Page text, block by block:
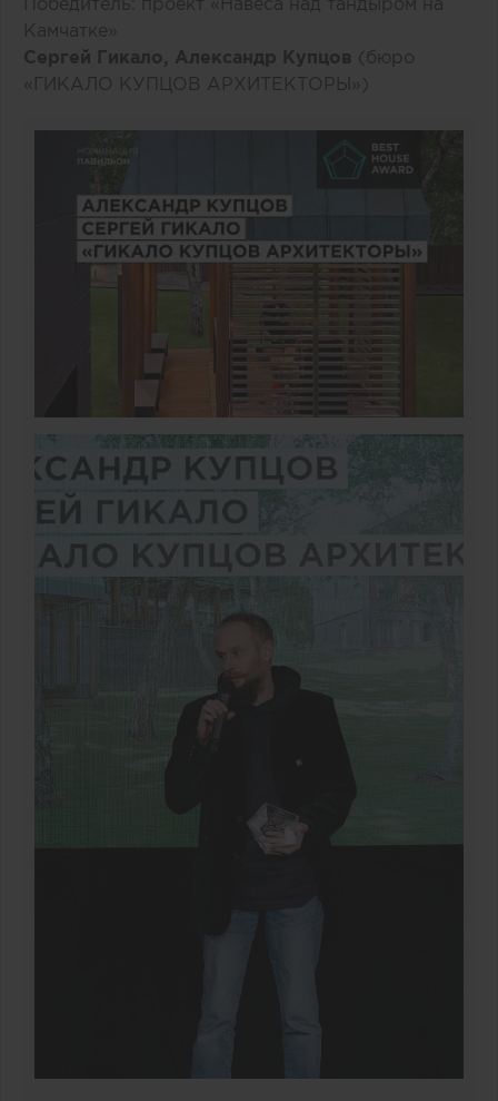
Камчатке»
Сергей Гикало, Александр Купцов (бюро
«ГИКАЛО КУПЦОВ АРХИТЕКТОРЫ»)